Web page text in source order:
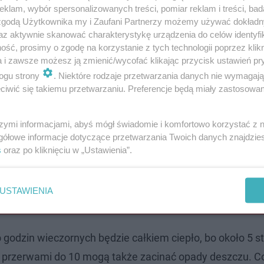
ciągu kilkunastu dni. Urząd zdecydował że ilość
trzeba było wprowadzić bo spada ilość
DK 22, czyli wylotówce na Gdańsk. Mieszkańcy mają
Te miały zakończyć się jeszcze w grudniu. To
Mieszka I.
wariantem Omikron
wieczornych będzie całkiem ciepło, bo około 5
do 10 mogą także zacinać opady deszczu.
wybór spersonalizowanych treści, pomiar reklam i treści,
Użytkownika my i Zaufani Partnerzy możemy używać
aktywnie skanować charakterystykę urządzenia do celów
prosimy o zgodę na korzystanie z tych technologii poprzez
i zawsze możesz ją zmienić/wycofać klikając przycisk ustawień
strony
. Niektóre rodzaje przetwarzania danych nie
się takiemu przetwarzaniu. Preferencje będą miały
informacjami, abyś mógł świadomie i komfortowo korzystać z
informacje dotyczące przetwarzania Twoich danych
oraz po kliknięciu w „Ustawienia”.
USTAWIENIA